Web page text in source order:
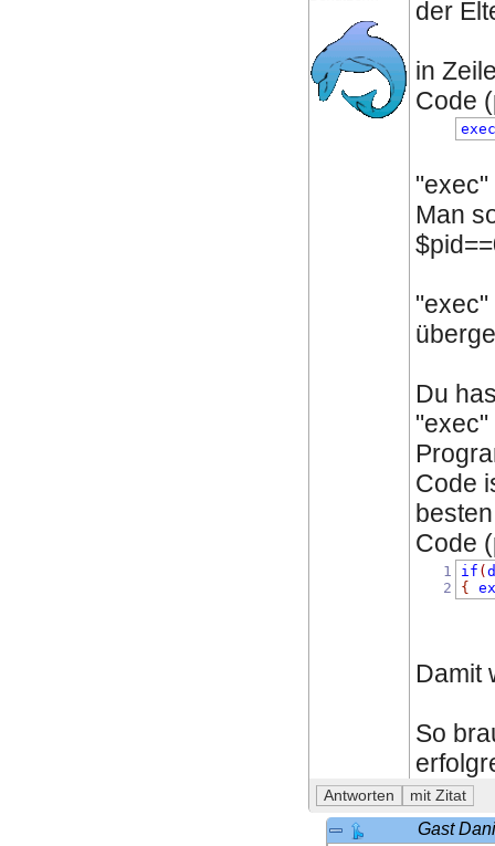
der
in
Code
"exec"
Man
"exec"
Du
Code
Code
1
2
if (
{
Damit
So
Gast